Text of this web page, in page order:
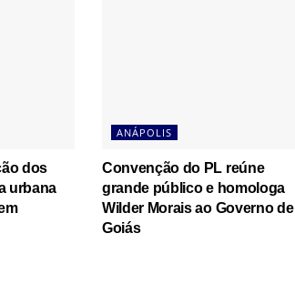
dos
urbana
ANÁPOLIS
Convenção do PL reúne
grande público e homologa
Wilder Morais ao Governo de
Goiás